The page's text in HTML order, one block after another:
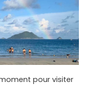
pour visiter